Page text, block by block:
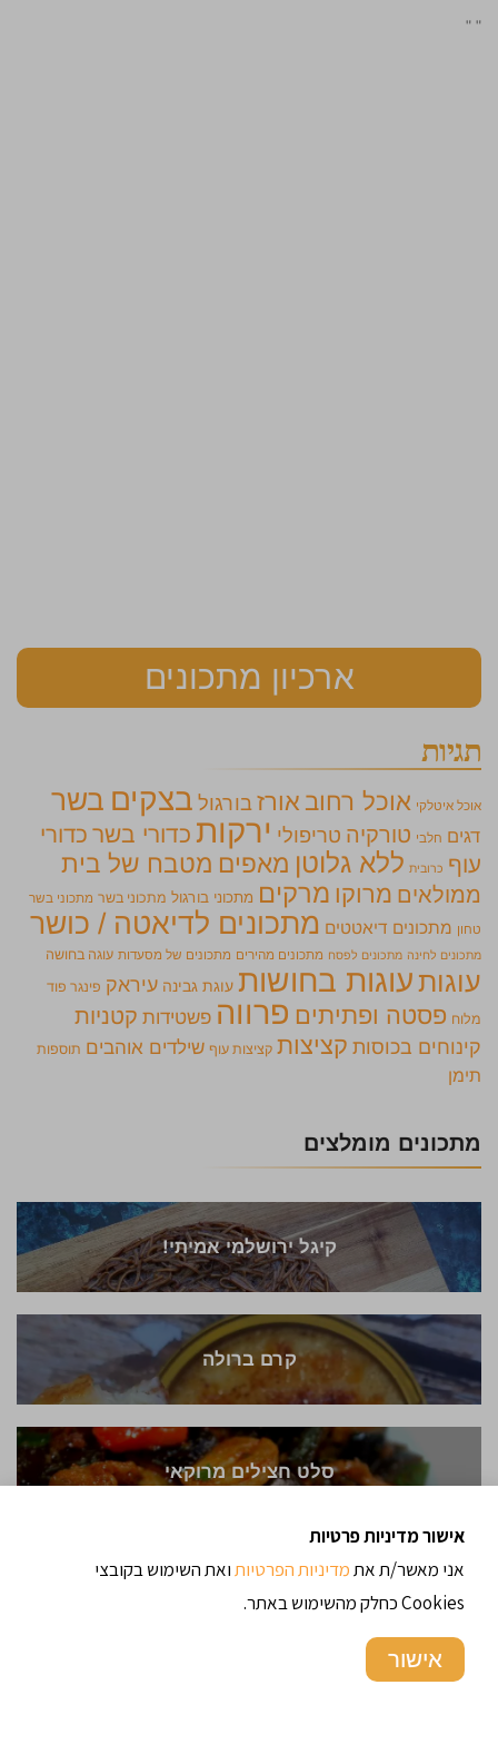
"
"
ארכיון מתכונים
תגיות
אוכל איטלקי אוכל רחוב אורזבורגול בצקים בשר
דגים חלבי טורקיה טריפולי ירקות כדורי בשר כדורי
עוף כרובית ללא גלוטן מאפים מטבח של בית
ממולאים מרוקו מרקים מתכוני בורגול מתכוני בשר מתכוני בשר
טחון מתכונים דיאטטים מתכונים לדיאטה / כושר
מתכונים לחינה מתכונים לפסח מתכונים מהירים מתכונים של מסעדות עוגה בחושה
עוגותעוגות בחושות עוגת גבינה עיראק פינגר פוד
מלוח פסטה ופתיתים פרווה פשטידות קטניות
קינוחים בכוסות קציצות קציצות עוף שילדים אוהבים תוספות
תימן
מתכונים מומלצים
קיגל ירושלמי אמיתי!
קרם ברולה
סלט חצילים מרוקאי
פירוגי / כיסונים במילוי תפוחי אדמה ללא ביצים
אישור מדיניות פרטיות
אני מאשר/ת אתמדיניות הפרטיותואת השימוש בקובצי
Cookies כחלק מהשימוש באתר.
אישור